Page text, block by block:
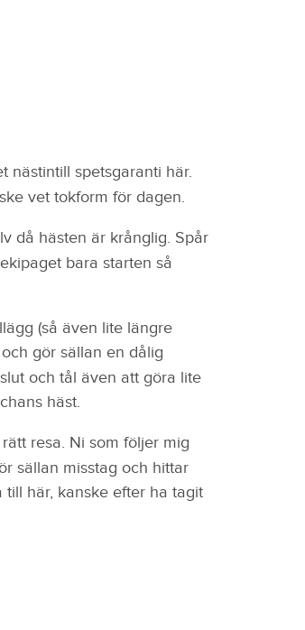
nästintill spetsgaranti här.
vet tokform för dagen.
då hästen är krånglig. Spår
bara starten så
(så även lite längre
gör sällan en dålig
och tål även att göra lite
häst.
resa. Ni som följer mig
sällan misstag och hittar
här, kanske efter ha tagit